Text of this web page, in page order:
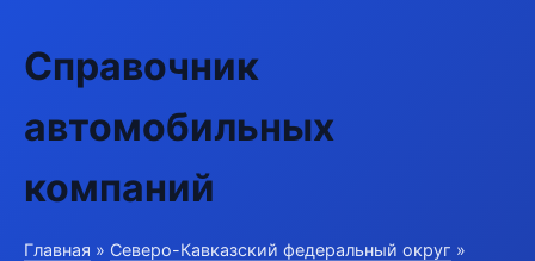
Справочник
автомобильных
компаний
Главная » Северо-Кавказский федеральный округ »